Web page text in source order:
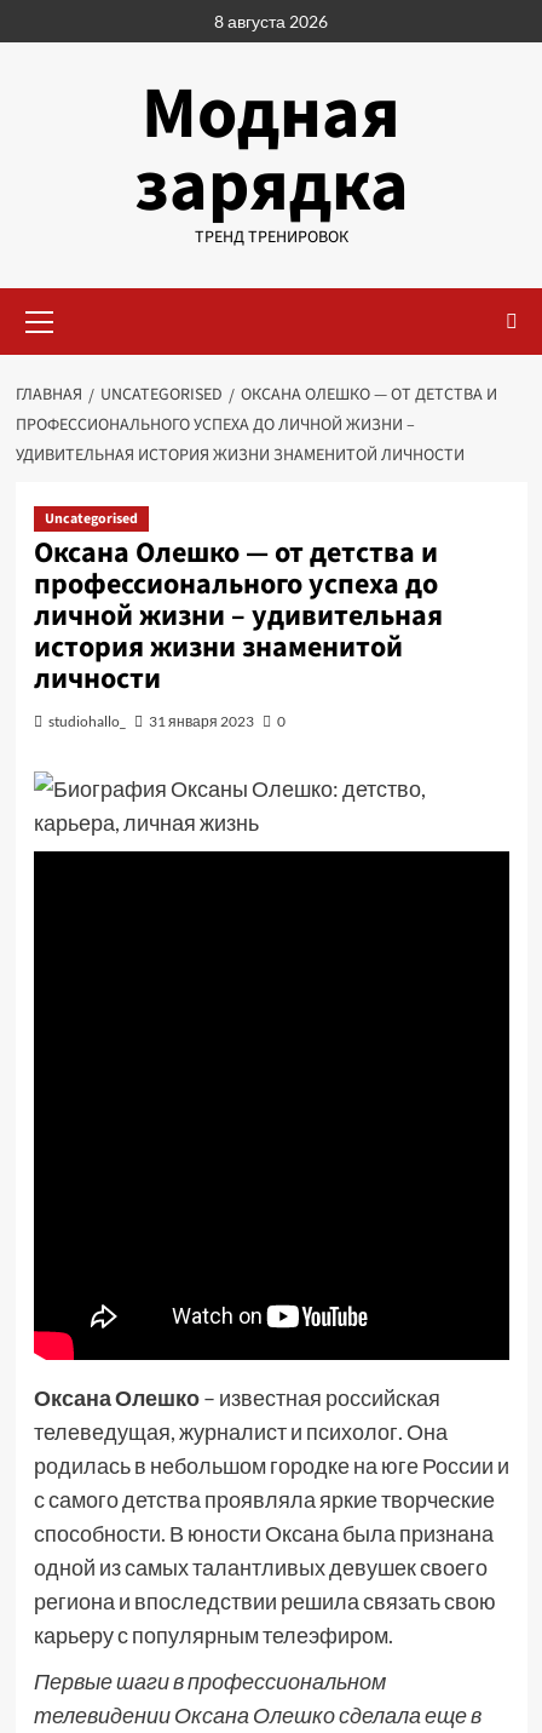
к
8 августа 2026
Модная
зарядка
ТРЕНД ТРЕНИРОВОК
меню
ГЛАВНАЯ UNCATEGORISED
ОКСАНА ОЛЕШКО — ОТ ДЕТСТВА И
ПРОФЕССИОНАЛЬНОГО УСПЕХА ДО ЛИЧНОЙ ЖИЗНИ –
УДИВИТЕЛЬНАЯ ИСТОРИЯ ЖИЗНИ ЗНАМЕНИТОЙ ЛИЧНОСТИ
Uncategorised
Оксана Олешко — от детства и
профессионального успеха до
личной жизни – удивительная
история жизни знаменитой
личности
studiohallo_ 31 января 2023 0
Оксана Олешко– известная российская
телеведущая, журналист и психолог. Она
родилась в небольшом городке на юге России и
с самого детства проявляла яркие творческие
способности. В юности Оксана была признана
одной из самых талантливых девушек своего
региона и впоследствии решила связать свою
карьеру с популярным телеэфиром.
Первые шаги в профессиональном
телевидении Оксана Олешко сделала еще в